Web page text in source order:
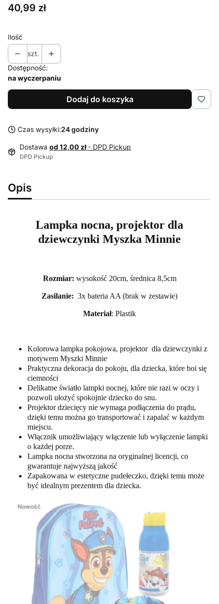
Cena
40,99 zł
Ilość
szt.
Dostępność:
na wyczerpaniu
Dodaj do koszyka
Czas wysyłki:24 godziny
Dostawa od 12,00 zł - DPD Pickup
DPD Pickup
Opis
Lampka nocna, projektor dla
dziewczynki Myszka Minnie
Rozmiar: wysokość 20cm, średnica 8,5cm
Zasilanie: 3x bateria AA (brak w zestawie)
Materiał: Plastik
Kolorowa lampka pokojowa, projektor dla dziewczynki z
motywem Myszki Minnie
Praktyczna dekoracja do pokoju, dla dziecka, które boi się
ciemności
Delikatne światło lampki nocnej, które nie razi w oczy i
pozwoli ułożyć spokojnie dziecko do snu.
Projektor dziecięcy nie wymaga podłączenia do prądu,
dzięki temu można go transportować i zapalać w każdym
miejscu.
Włącznik umożliwiający włączenie lub wyłączenie lampki
o każdej porze.
Lampka nocna stworzona na oryginalnej licencji, co
gwarantuje najwyższą jakość
Zapakowana w estetyczne pudełeczko, dzięki temu może
być idealnym prezentem dla dziecka.
Nowość